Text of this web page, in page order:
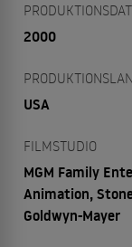
2000
USA
FILMSTUDIO
MGM Family
Animation,
Goldwyn-Mayer